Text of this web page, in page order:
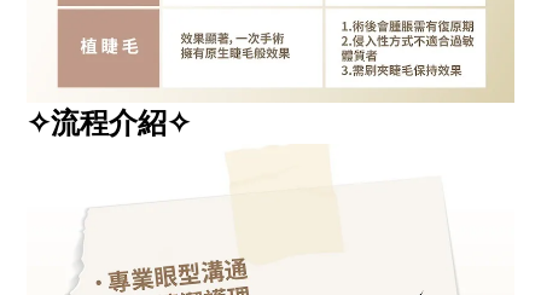
✧流程介紹✧